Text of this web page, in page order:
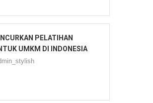
PELATIHAN
UMKM DI INDONESIA